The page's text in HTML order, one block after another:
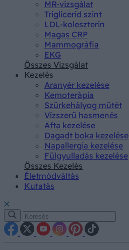
MR-vizsgálat
Triglicerid szint
LDL-koleszterin
Magas CRP
Mammográfia
EKG
Összes Vizsgálat
Kezelés
Aranyér kezelése
Kemoterápia
Szürkehályog műtét
Vízszerű hasmenés
Afta kezelése
Dagadt boka kezelése
Napallergia kezelése
Fülgyulladás kezelése
Összes Kezelés
Életmódváltás
Kutatás